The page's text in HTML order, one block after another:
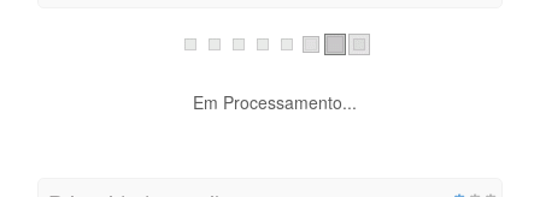
Em Processamento...